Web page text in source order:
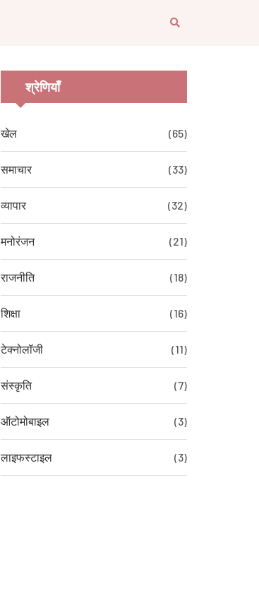
श्रेणियाँ
खेल (65)
समाचार (33)
व्यापार (32)
मनोरंजन (21)
राजनीति (18)
शिक्षा (16)
टेक्नोलॉजी (11)
संस्कृति (7)
ऑटोमोबाइल (3)
लाइफस्टाइल (3)